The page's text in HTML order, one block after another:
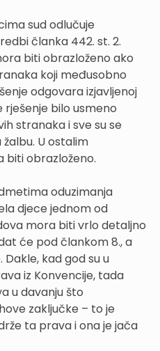
sud odlučuje
članka 442. st. 2.
biti obrazloženo ako
koji međusobno
odgovara izjavljenoj
rješenje bilo usmeno
stranaka i sve su se
U ostalim
biti obrazloženo.
oduzimanja
djece jednom od
mora biti vrlo detaljno
će pod člankom 8., a
kad god su u
iz Konvencije, tada
u davanju što
zaključke – to je
ta prava i ona je jača